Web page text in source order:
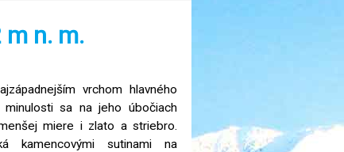
m n. m.
vrchom hlavného
sa na jeho úbočiach
miere i zlato a striebro.
kamencovými sutinami na